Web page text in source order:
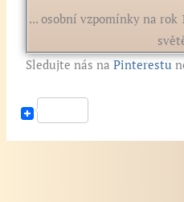
... osobní vzpomínky na rok
Sledujte nás naPinterestu